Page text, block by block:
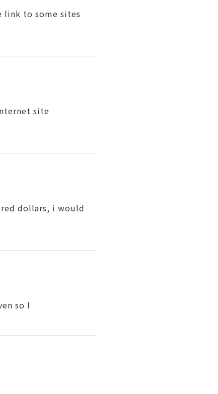
link to some sites
site
dollars, i would
so I